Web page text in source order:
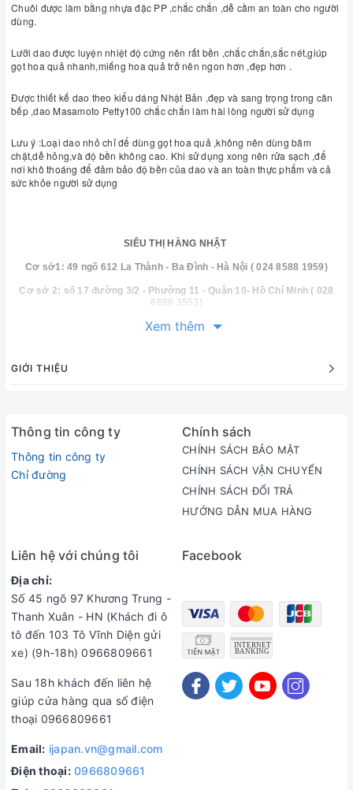
Chuôi được làm bằng nhựa đặc PP ,chắc chắn ,dễ cầm an toàn cho người
dùng.
Lưỡi dao được luyện nhiệt độ cứng nên rất bền ,chắc chắn,sắc nét,giúp
gọt hoa quả nhanh,miếng hoa quả trở nên ngon hơn ,đẹp hơn .
Được thiết kế dao theo kiểu dáng Nhật Bản ,đẹp và sang trọng trong căn
bếp ,dao Masamoto Petty100 chắc chắn làm hài lòng người sử dụng
Lưu ý :Loại dao nhỏ chỉ để dùng gọt hoa quả ,không nên dùng băm
chặt,dễ hỏng,và độ bền không cao. Khi sử dụng xong nên rửa sạch ,để
nơi khô thoáng để đảm bảo độ bền của dao và an toàn thực phẩm và cả
sức khỏe người sử dụng
SIÊU THỊ HÀNG NHẬT
Cơ sở1: 49 ngõ 612 La Thành - Ba Đình - Hà Nội ( 024 8588 1959)
Cơ sở 2: số 17 đường 3/2 - Phường 11 - Quận 10- Hồ Chí Minh ( 028
6686 3553)
website:http://ijapan.vn/
Xem thêm
GIỚI THIỆU
Thông tin công ty
Thông tin công ty
Chỉ đường
Chính sách
CHÍNH SÁCH BẢO MẬT
CHÍNH SÁCH VẬN CHUYỂN
CHÍNH SÁCH ĐỔI TRẢ
HƯỚNG DẪN MUA HÀNG
Liên hệ với chúng tôi
Địa chỉ:
Số 45 ngõ 97 Khương Trung -
Thanh Xuân - HN (Khách đi ô
tô đến 103 Tô Vĩnh Diện gửi
xe) (9h-18h) 0966809661
Sau 18h khách đến liên hệ
giúp cửa hàng qua số điện
thoại 0966809661
Email: ijapan.vn@gmail.com
Điện thoại: 0966809661
Facebook